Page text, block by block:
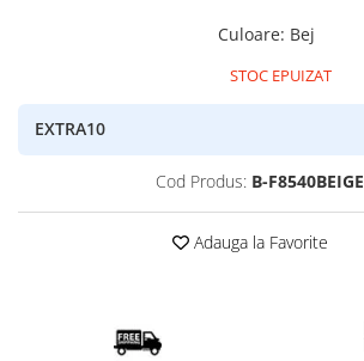
Culoare: Bej
STOC EPUIZAT
EXTRA10
Cod Produs: B-F8540BEIGE
Adauga la Favorite